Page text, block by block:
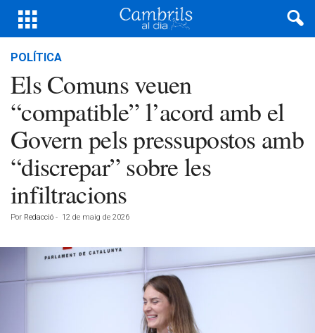
POLÍTICA
Els Comuns veuen
“compatible” l’acord amb el
Govern pels pressupostos amb
“discrepar” sobre les
infiltracions
Por Redacció - 12 de maig de 2026